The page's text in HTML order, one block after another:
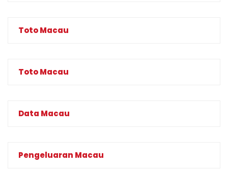
Toto Macau
Toto Macau
Data Macau
Pengeluaran Macau